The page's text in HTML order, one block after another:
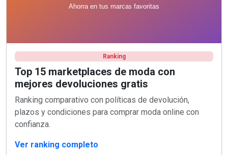
Ranking
Top 15 marketplaces de moda con
mejores devoluciones gratis
Ranking comparativo con políticas de devolución,
plazos y condiciones para comprar moda online con
confianza.
Ver ranking completo